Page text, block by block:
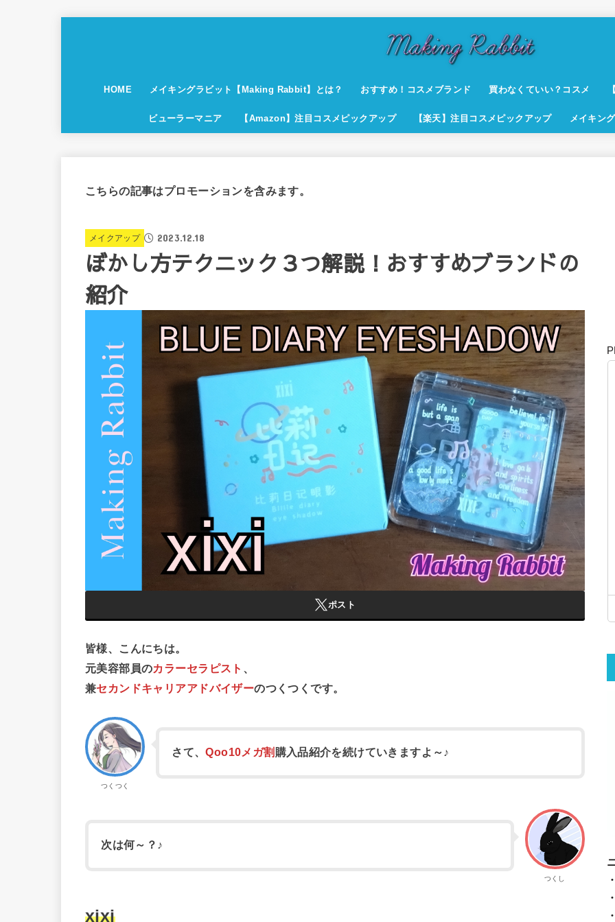
HOME メイキングラビット【Making Rabbit】とは？ おすすめ！コスメブランド 買わなくていい？コスメ
ビューラーマニア 【Amazon】注目コスメピックアップ 【楽天】注目コスメピックアップ メイキン
こちらの記事はプロモーションを含みます。
メイクアップ 2023.12.18
ぼかし方テクニック３つ解説！おすすめブランドの
紹介
ポスト
皆様、こんにちは。
元美容部員のカラーセラピスト 、
兼セカンドキャリアアドバイザーのつくつくです。
つくつく
さて、Qoo10メガ割 購入品紹介を続けていきますよ～♪
つくし
次は何～？♪
xixi